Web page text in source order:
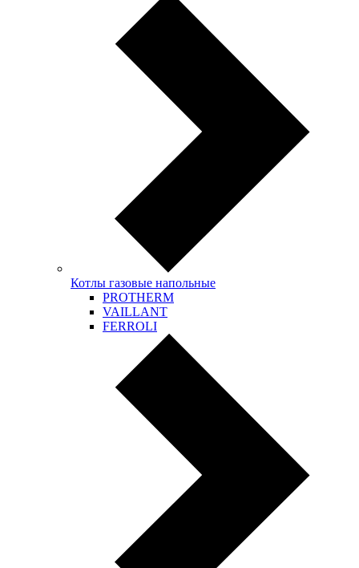
Котлы газовые напольные
PROTHERM
VAILLANT
FERROLI